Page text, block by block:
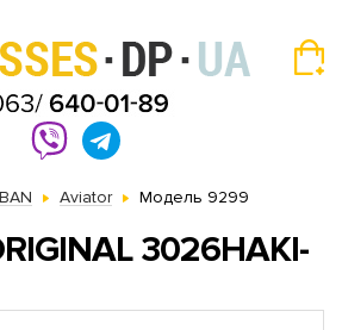
Aviator Модель 9299
3026HAKI-